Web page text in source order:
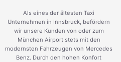
Als eines der ältesten Taxi
Unternehmen in Innsbruck, befördern
wir unsere Kunden von oder zum
München Airport stets mit den
modernsten Fahrzeugen von Mercedes
Benz. Durch den hohen Konfort